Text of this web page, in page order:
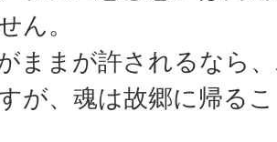
ん。
ままが許されるなら
が、魂は故郷に帰る